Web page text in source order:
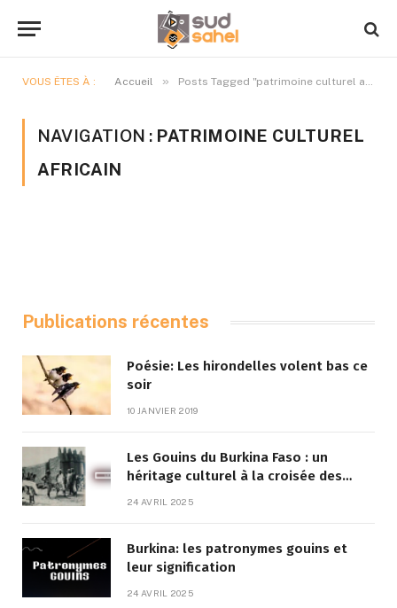
VOUS ÊTES À : Accueil » Posts Tagged "patrimoine culturel africain"
NAVIGATION : PATRIMOINE CULTUREL
AFRICAIN
Publications récentes
Poésie: Les hirondelles volent bas ce
soir
10 JANVIER 2019
Les Gouins du Burkina Faso : un
héritage culturel à la croisée des
24 AVRIL 2025
Burkina: les patronymes gouins et
leur signification
24 AVRIL 2025